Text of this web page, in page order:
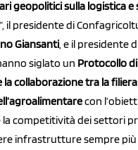
geopolitici sulla logistica e
”, il presidente di
Giansanti , e il presidente
siglato un Protocollo
collaborazione tra la
con
la competitività dei settori
infrastrutture sempre più